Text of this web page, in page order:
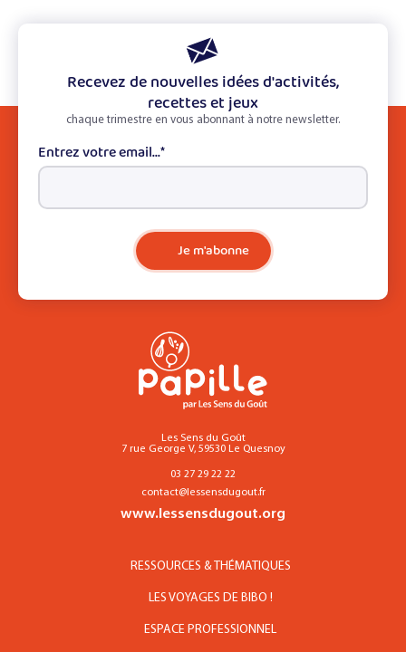
Recevez de nouvelles idées d'activités,
recettes et jeux
chaque trimestre en vous abonnant à notre newsletter.
Entrez votre email...*
Je m'abonne
Les Sens du Goût
7 rue George V, 59530 Le Quesnoy
03 27 29 22 22
contact@lessensdugout.fr
www.lessensdugout.org
RESSOURCES & THÉMATIQUES
LES VOYAGES DE BIBO !
ESPACE PROFESSIONNEL